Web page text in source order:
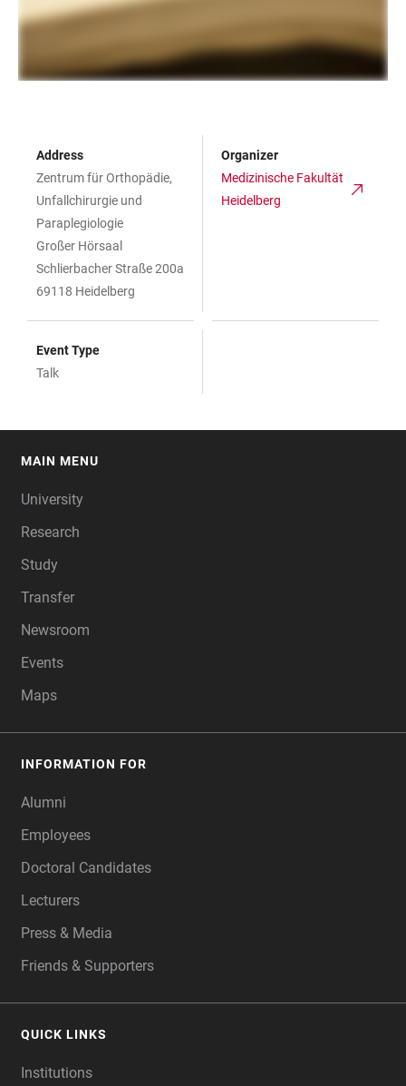
Address
Zentrum für Orthopädie,
Unfallchirurgie und
Paraplegiologie
Großer Hörsaal
Schlierbacher Straße 200a
69118 Heidelberg
Organizer
Medizinische Fakultät
Heidelberg
Event Type
Talk
MAIN MENU
University
Research
Study
Transfer
Newsroom
Events
Maps
INFORMATION FOR
Alumni
Employees
Doctoral Candidates
Lecturers
Press & Media
Friends & Supporters
QUICK LINKS
Institutions